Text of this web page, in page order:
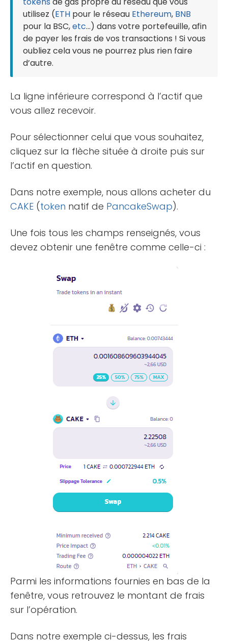
utilisez (ETH pour le réseau Ethereum, BNB
pour la BSC,etc…) dans votre portefeuille, afin
de payer les frais de vos transactions ! Si vous
oubliez cela vous ne pourrez plus rien faire
d’autre.
La ligne inférieure correspond à l’actif que
vous allez recevoir.
Pour sélectionner celui que vous souhaitez,
cliquez sur la flèche située à droite puis sur
l’actif en question.
Dans notre exemple, nous allons acheter du
CAKE (token natif de PancakeSwap).
Une fois tous les champs renseignés, vous
devez obtenir une fenêtre comme celle-ci :
Parmi les informations fournies en bas de la
fenêtre, vous retrouvez le montant de frais
sur l’opération.
Dans notre exemple ci-dessus, les frais